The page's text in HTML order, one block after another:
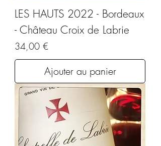
LES HAUTS 2022 - Bordeaux
- Château Croix de Labrie
Prix
34,00 €
Ajouter au panier